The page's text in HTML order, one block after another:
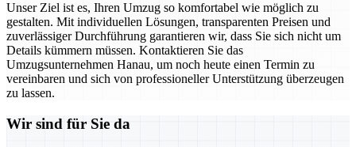
Unser Ziel ist es, Ihren Umzug so komfortabel wie möglich zu
gestalten. Mit individuellen Lösungen, transparenten Preisen und
zuverlässiger Durchführung garantieren wir, dass Sie sich nicht um
Details kümmern müssen. Kontaktieren Sie das
Umzugsunternehmen Hanau, um noch heute einen Termin zu
vereinbaren und sich von professioneller Unterstützung überzeugen
zu lassen.
Wir sind für Sie da